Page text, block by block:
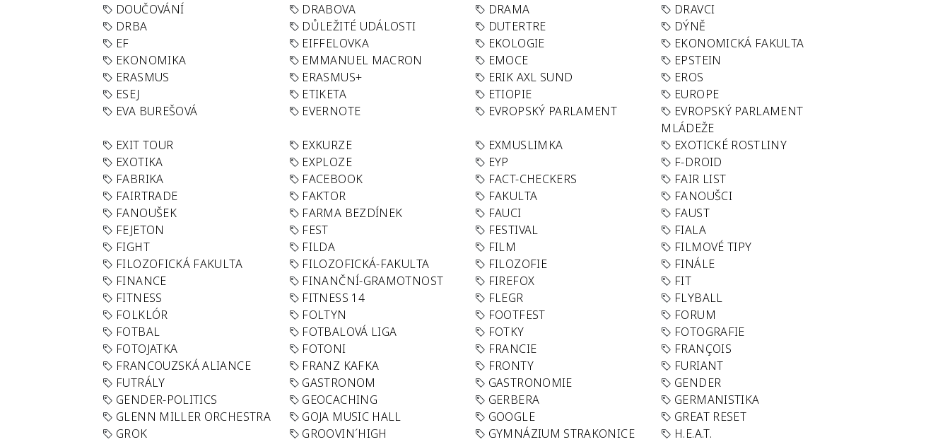
DOUČOVÁNÍ
DRABOVA DRAMA
DRAVCI
DRBA
DŮLEŽITÉ UDÁLOSTI DUTERTRE
DÝNĚ
EF
EIFFELOVKA EKOLOGIE
EKONOMICKÁ FAKULTA
EKONOMIKA
EMMANUEL MACRON EMOCE
EPSTEIN
ERASMUS
ERASMUS+ ERIK AXL SUND
EROS
ESEJ
ETIKETA ETIOPIE
EUROPE
EVA BUREŠOVÁ
EVERNOTE EVROPSKÝ PARLAMENT
EVROPSKÝ PARLAMENT
MLÁDEŽE
EXIT TOUR
EXKURZE EXMUSLIMKA
EXOTICKÉ ROSTLINY
EXOTIKA
EXPLOZE EYP
F-DROID
FABRIKA
FACEBOOK FACT-CHECKERS
FAIR LIST
FAIRTRADE
FAKTOR FAKULTA
FANOUŠCI
FANOUŠEK
FARMA BEZDÍNEK FAUCI
FAUST
FEJETON
FEST FESTIVAL
FIALA
FIGHT
FILDA FILM
FILMOVÉ TIPY
FILOZOFICKÁ FAKULTA
FILOZOFICKÁ-FAKULTA FILOZOFIE
FINÁLE
FINANCE
FINANČNÍ-GRAMOTNOST FIREFOX
FIT
FITNESS
FITNESS 14 FLEGR
FLYBALL
FOLKLÓR
FOLTYN FOOTFEST
FORUM
FOTBAL
FOTBALOVÁ LIGA FOTKY
FOTOGRAFIE
FOTOJATKA
FOTONI FRANCIE
FRANÇOIS
FRANCOUZSKÁ ALIANCE
FRANZ KAFKA FRONTY
FURIANT
FUTRÁLY
GASTRONOM GASTRONOMIE
GENDER
GENDER-POLITICS
GEOCACHING GERBERA
GERMANISTIKA
GLENN MILLER ORCHESTRA
GOJA MUSIC HALL GOOGLE
GREAT RESET
GROK
GROOVIN´HIGH GYMNÁZIUM STRAKONICE
H.E.A.T.